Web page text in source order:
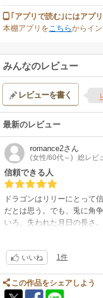
｢アプリで読む｣にはアプ
本棚アプリをこちらからイ
みんなのレビュー
レビューを書く
最新のレビュー
romance2さん
(女性/60代～) 総レビ
信頼できる人
ドラゴンはリリーにとって
だとは思う。でも、兎に角
いろ、失われた月日の長さ
る気持ちがあるけれど、リ
ダーイのシーンが辛かった。
いいね 1件
この作品をシェアしよう